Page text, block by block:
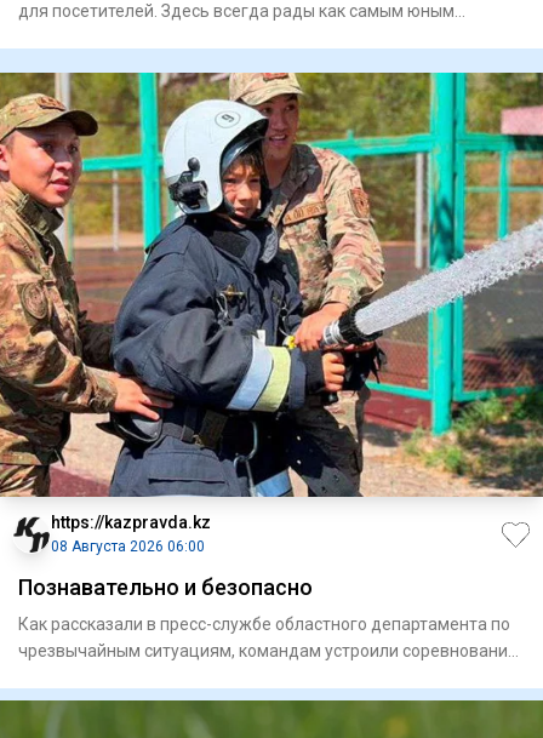
для посетителей. Здесь всегда рады как самым юным
https://kazpravda.kz
08 Августа 2026 06:00
Познавательно и безопасно
Как рассказали в пресс-службе областного департамента по
чрезвычайным ситуациям, командам устроили соревнования